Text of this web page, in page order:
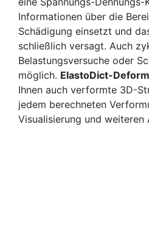
Informationen über die
Schädigung einsetzt und
schließlich versagt. Auch
Belastungsversuche oder
möglich. ElastoDict-
Ihnen auch verformte 3D-
jedem berechneten
Visualisierung und weiteren